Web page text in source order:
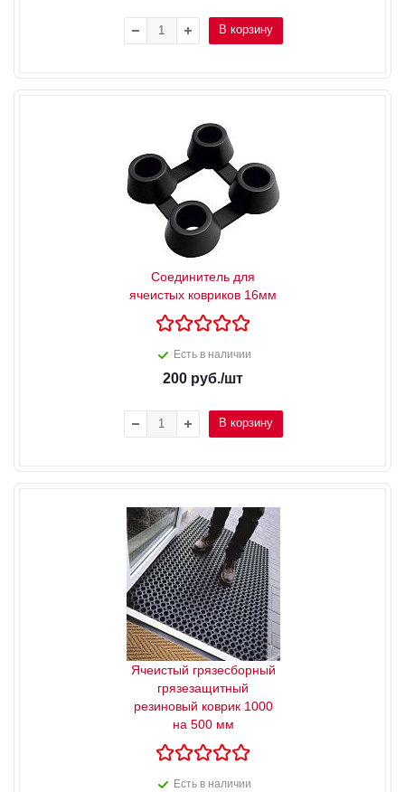
В корзину
Соединитель для
ячеистых ковриков 16мм
Есть в наличии
200 руб./шт
В корзину
Ячеистый грязесборный
грязезащитный
резиновый коврик 1000
на 500 мм
Есть в наличии